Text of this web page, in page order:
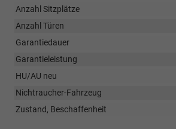
Anzahl Sitzplätze
Anzahl Türen
Garantiedauer
Garantieleistung
HU/AU neu
Nichtraucher-Fahrzeug
Zustand, Beschaffenheit